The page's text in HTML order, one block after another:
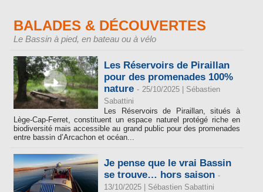
BALADES & DÉCOUVERTES
Le Bassin à pied, en bateau ou à vélo
Les Réservoirs de Piraillan
pour des promenades 100%
nature - 25/10/2025 | Sébastien
Sabattini
Les Réservoirs de Piraillan, situés à
Lège-Cap-Ferret, constituent un espace naturel protégé riche en
biodiversité mais accessible au grand public pour des promenades
entre bassin d’Arcachon et océan...
Je pense que le vrai Bassin
se trouve… hors saison -
13/10/2025 | Sébastien Sabattini